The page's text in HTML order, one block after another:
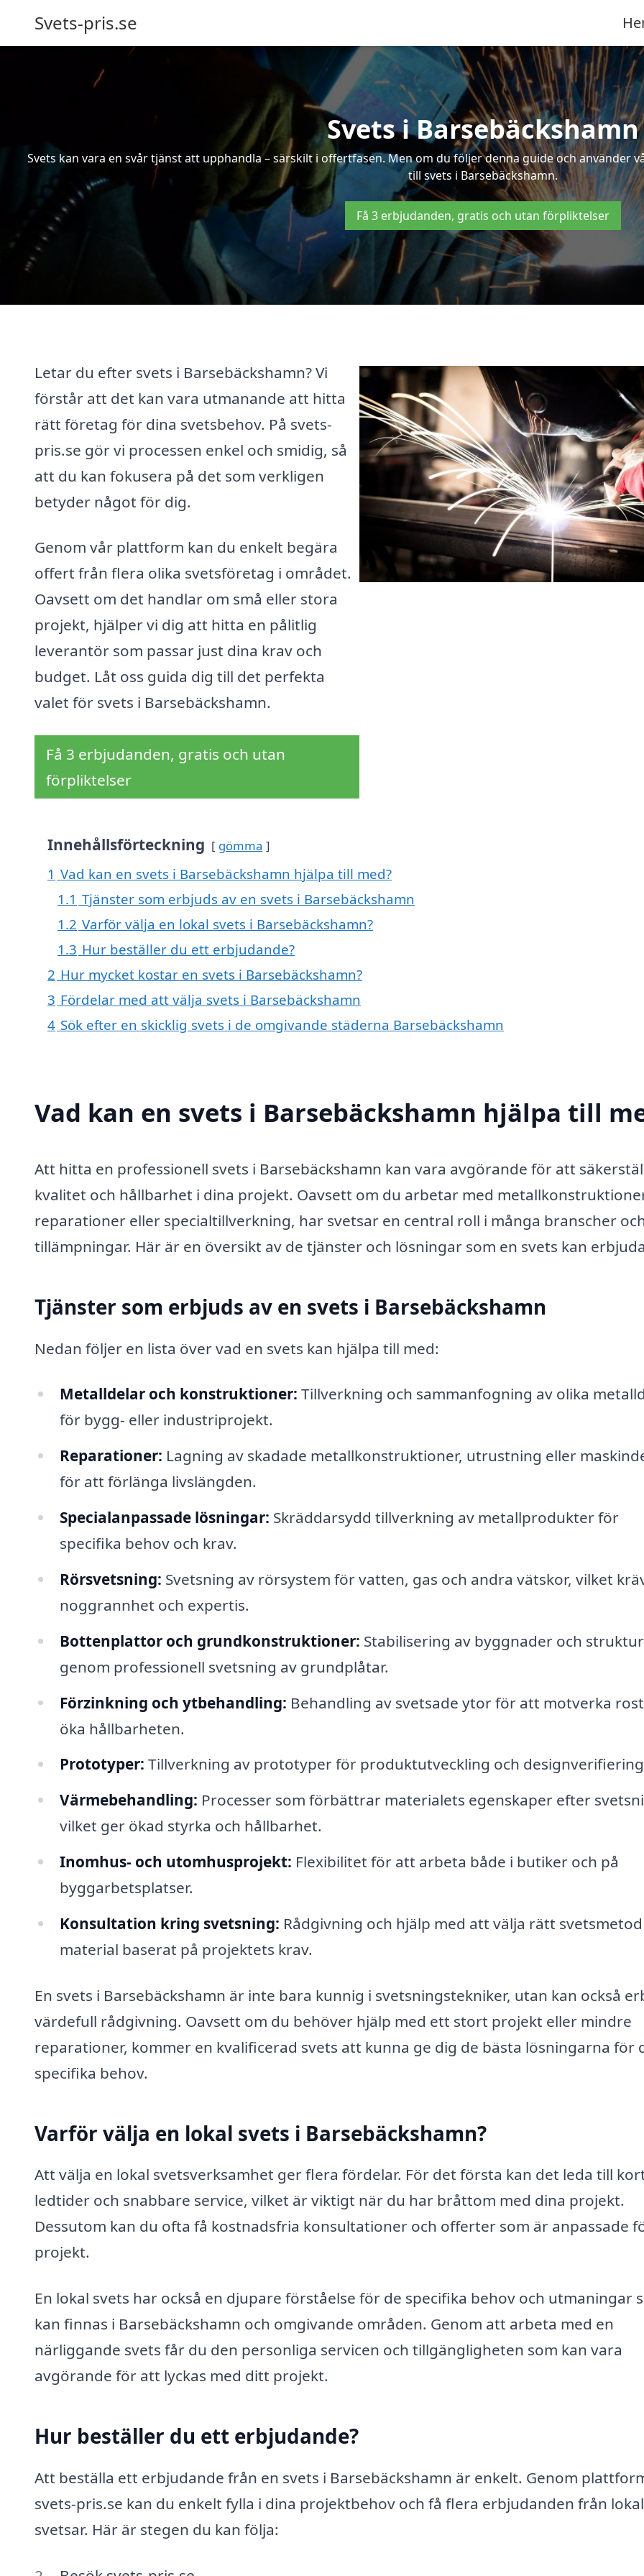
Svets-pris.se
Svets i Barsebäckshamn
Svets kan vara en svår tjänst att upphandla – särskilt i offertfasen. Men om du följer denna guide och använder
till svets i Barsebäckshamn.
Få 3 erbjudanden, gratis och utan förpliktelser
Letar du efter svets i Barsebäckshamn? Vi
förstår att det kan vara utmanande att hitta
rätt företag för dina svetsbehov. På svets-
pris.se gör vi processen enkel och smidig, så
att du kan fokusera på det som verkligen
betyder något för dig.
Genom vår plattform kan du enkelt begära
offert från flera olika svetsföretag i området.
Oavsett om det handlar om små eller stora
projekt, hjälper vi dig att hitta en pålitlig
leverantör som passar just dina krav och
budget. Låt oss guida dig till det perfekta
valet för svets i Barsebäckshamn.
Få 3 erbjudanden, gratis och utan
förpliktelser
Innehållsförteckning gömma
1 Vad kan en svets i Barsebäckshamn hjälpa till med?
1.1 Tjänster som erbjuds av en svets i Barsebäckshamn
1.2 Varför välja en lokal svets i Barsebäckshamn?
1.3 Hur beställer du ett erbjudande?
2 Hur mycket kostar en svets i Barsebäckshamn?
3 Fördelar med att välja svets i Barsebäckshamn
4 Sök efter en skicklig svets i de omgivande städerna Barsebäckshamn
Vad kan en svets i Barsebäckshamn hjälpa till
Att hitta en professionell svets i Barsebäckshamn kan vara avgörande för att
kvalitet och hållbarhet i dina projekt. Oavsett om du arbetar med
reparationer eller specialtillverkning, har svetsar en central roll i många branscher
tillämpningar. Här är en översikt av de tjänster och lösningar som en svets kan
Tjänster som erbjuds av en svets i Barsebäckshamn
Nedan följer en lista över vad en svets kan hjälpa till med:
Metalldelar och konstruktioner: Tillverkning och sammanfogning av olika
för bygg- eller industriprojekt.
Reparationer: Lagning av skadade metallkonstruktioner, utrustning eller
för att förlänga livslängden.
Specialanpassade lösningar: Skräddarsydd tillverkning av metallprodukter för
specifika behov och krav.
Rörsvetsning: Svetsning av rörsystem för vatten, gas och andra vätskor, vilket
noggrannhet och expertis.
Bottenplattor och grundkonstruktioner: Stabilisering av byggnader och
genom professionell svetsning av grundplåtar.
Förzinkning och ytbehandling: Behandling av svetsade ytor för att motverka
öka hållbarheten.
Prototyper: Tillverkning av prototyper för produktutveckling och
Värmebehandling: Processer som förbättrar materialets egenskaper efter
vilket ger ökad styrka och hållbarhet.
Inomhus- och utomhusprojekt: Flexibilitet för att arbeta både i butiker och på
byggarbetsplatser.
Konsultation kring svetsning: Rådgivning och hjälp med att välja rätt
material baserat på projektets krav.
En svets i Barsebäckshamn är inte bara kunnig i svetsningstekniker, utan kan också
värdefull rådgivning. Oavsett om du behöver hjälp med ett stort projekt eller mindre
reparationer, kommer en kvalificerad svets att kunna ge dig de bästa lösningarna för
specifika behov.
Varför välja en lokal svets i Barsebäckshamn?
Att välja en lokal svetsverksamhet ger flera fördelar. För det första kan det leda till
ledtider och snabbare service, vilket är viktigt när du har bråttom med dina projekt.
Dessutom kan du ofta få kostnadsfria konsultationer och offerter som är anpassade
projekt.
En lokal svets har också en djupare förståelse för de specifika behov och utmaningar
kan finnas i Barsebäckshamn och omgivande områden. Genom att arbeta med en
närliggande svets får du den personliga servicen och tillgängligheten som kan vara
avgörande för att lyckas med ditt projekt.
Hur beställer du ett erbjudande?
Att beställa ett erbjudande från en svets i Barsebäckshamn är enkelt. Genom
svets-pris.se kan du enkelt fylla i dina projektbehov och få flera erbjudanden från
svetsar. Här är stegen du kan följa: